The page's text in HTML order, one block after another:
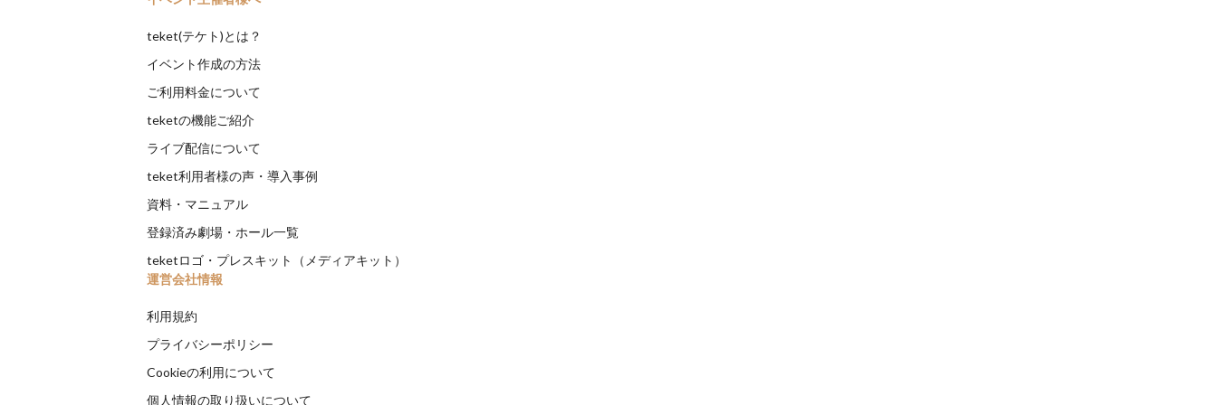
teket(テケト)とは？
イベント作成の方法
ご利用料金について
teketの機能ご紹介
ライブ配信について
teket利用者様の声・導入事例
資料・マニュアル
登録済み劇場・ホール一覧
teketロゴ・プレスキット（メディアキット）
運営会社情報
利用規約
プライバシーポリシー
Cookieの利用について
個人情報の取り扱いについて